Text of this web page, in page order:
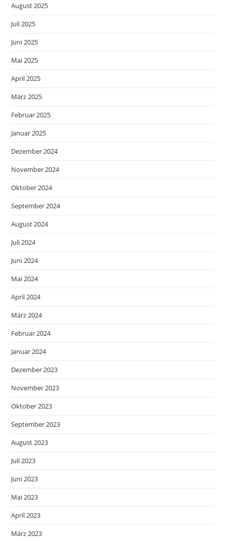
August 2025
Juli 2025
Juni 2025
Mai 2025
April 2025
März 2025
Februar 2025
Januar 2025
Dezember 2024
November 2024
Oktober 2024
September 2024
August 2024
Juli 2024
Juni 2024
Mai 2024
April 2024
März 2024
Februar 2024
Januar 2024
Dezember 2023
November 2023
Oktober 2023
September 2023
August 2023
Juli 2023
Juni 2023
Mai 2023
April 2023
März 2023